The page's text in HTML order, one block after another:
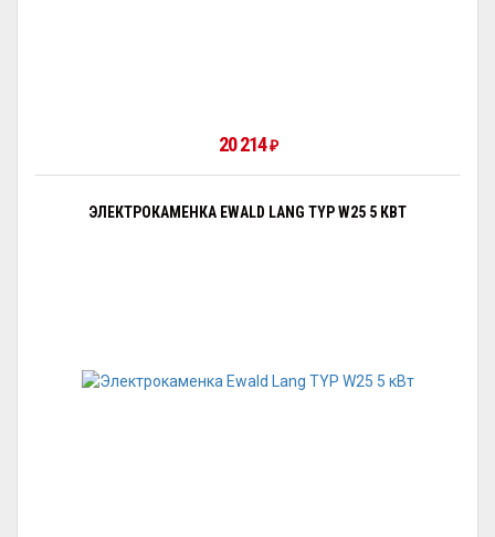
20 214₽
ЭЛЕКТРОКАМЕНКА EWALD LANG TYP W25 5 КВТ